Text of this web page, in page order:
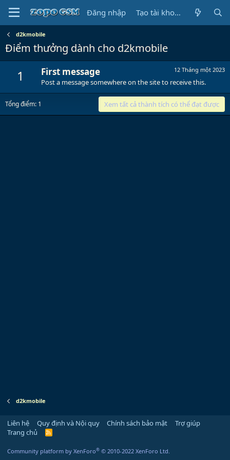
Đăng nhập Tạo tài khoản
d2kmobile
Điểm thưởng dành cho d2kmobile
1 12 Tháng một 2023
First message
Post a message somewhere on the site to receive this.
Tổng điểm: 1 Xem tất cả thành tích có thể đạt được
d2kmobile
Liên hệ Quy định và Nội quy Chính sách bảo mật
Trợ giúp
Trang chủ
R
Community platform by XenForo® © 2010-2022 XenForo Ltd.